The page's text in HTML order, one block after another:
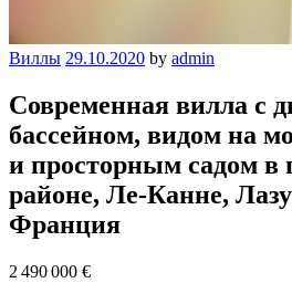
Виллы 29.10.2020 by admin
Современная вилла с
бассейном, видом на
и просторным садом в
районе, Ле-Канне,
Франция
2 490 000 €